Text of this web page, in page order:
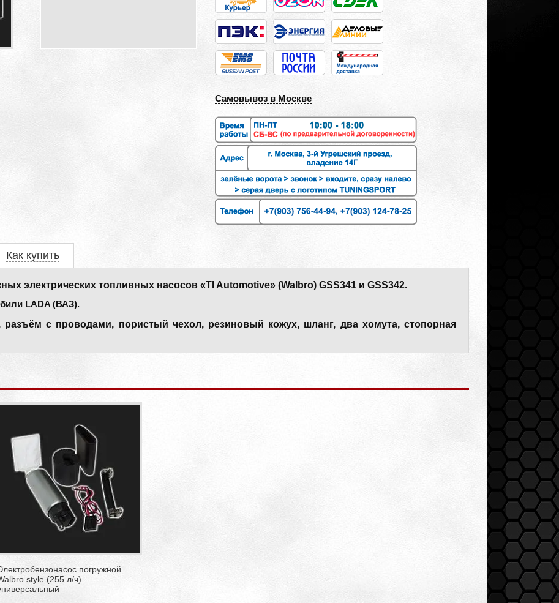
Самовывоз в Москве
Как купить
электрических топливных насосов «TI Automotive» (Walbro) GSS341 и GSS342.
LADA (ВАЗ).
разъём с проводами, пористый чехол, резиновый кожух, шланг, два хомута, стопорная
погружной
style (255 л/ч)